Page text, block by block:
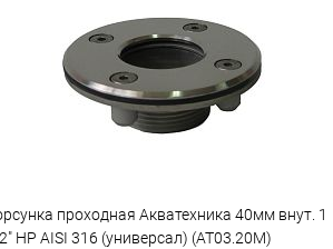
В избранное
К сравнению Под заказ
проходная Акватехника 40мм внут. 1
НР AISI 316 (универсал) (AT03.20M)